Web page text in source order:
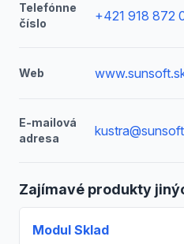
Telefónne
číslo
+421 918 872
Web
E-mailová
adresa
Zajímavé produkty
Modul Sklad